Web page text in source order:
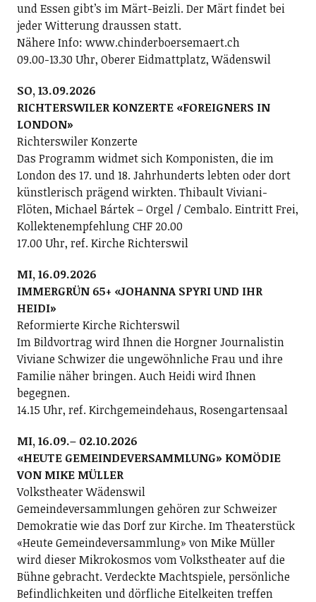
und Essen gibt’s im Märt-Beizli. Der Märt findet bei
jeder Witterung draussen statt.
Nähere Info: www.chinderboersemaert.ch
09.00-13.30 Uhr, Oberer Eidmattplatz, Wädenswil
SO, 13.09.2026
RICHTERSWILER KONZERTE «FOREIGNERS IN
LONDON»
Richterswiler Konzerte
Das Programm widmet sich Komponisten, die im
London des 17. und 18. Jahrhunderts lebten oder dort
künstlerisch prägend wirkten. Thibault Viviani-
Flöten, Michael Bártek – Orgel / Cembalo. Eintritt Frei,
Kollektenempfehlung CHF 20.00
17.00 Uhr, ref. Kirche Richterswil
MI, 16.09.2026
IMMERGRÜN 65+ «JOHANNA SPYRI UND IHR
HEIDI»
Reformierte Kirche Richterswil
Im Bildvortrag wird Ihnen die Horgner Journalistin
Viviane Schwizer die ungewöhnliche Frau und ihre
Familie näher bringen. Auch Heidi wird Ihnen
begegnen.
14.15 Uhr, ref. Kirchgemeindehaus, Rosengartensaal
MI, 16.09.– 02.10.2026
«HEUTE GEMEINDEVERSAMMLUNG» KOMÖDIE
VON MIKE MÜLLER
Volkstheater Wädenswil
Gemeindeversammlungen gehören zur Schweizer
Demokratie wie das Dorf zur Kirche. Im Theaterstück
«Heute Gemeindeversammlung» von Mike Müller
wird dieser Mikrokosmos vom Volkstheater auf die
Bühne gebracht. Verdeckte Machtspiele, persönliche
Befindlichkeiten und dörfliche Eitelkeiten treffen